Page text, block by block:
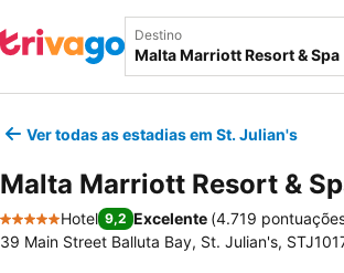
Destino
Ver todas as estadias em St. Julian's
Malta Marriott Resort &
5 Estrelas
Hotel 9,2 Excelente (4.719
39 Main Street Balluta Bay, St. Julian's,